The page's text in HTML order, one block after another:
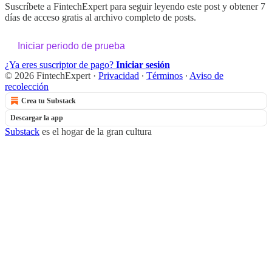
Suscríbete a FintechExpert para seguir leyendo este post y obtener 7
días de acceso gratis al archivo completo de posts.
Iniciar periodo de prueba
¿Ya eres suscriptor de pago? Iniciar sesión
© 2026 FintechExpert · Privacidad ∙ Términos ∙ Aviso de
recolección
Crea tu Substack
Descargar la app
Substack es el hogar de la gran cultura